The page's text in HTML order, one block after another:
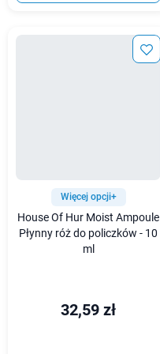
Więcej opcji+
House Of Hur Moist Ampoule
Płynny róż do policzków - 10
ml
32,59 zł